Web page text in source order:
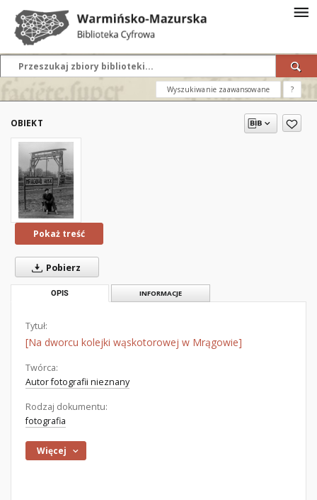
Wyszukiwanie zaawansowane ?
OBIEKT
Pokaż treść
Pobierz
OPIS INFORMACJE
Tytuł:
[Na dworcu kolejki wąskotorowej w Mrągowie]
Twórca:
Autor fotografii nieznany
Rodzaj dokumentu:
fotografia
Więcej